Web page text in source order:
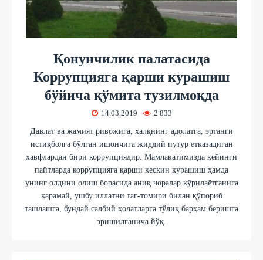
Қонунчилик палатасида
Коррупцияга қарши курашиш
бўйича қўмита тузилмоқда
14.03.2019 2 833
Давлат ва жамият ривожига, халқнинг адолатга, эртанги
истиқболга бўлган ишончига жиддий путур етказадиган
хавфлардан бири коррупциядир. Мамлакатимизда кейинги
пайтларда коррупцияга қарши кескин курашиш ҳамда
унинг олдини олиш борасида аниқ чоралар кўрилаётганига
қарамай, ушбу иллатни таг-томири билан қўпориб
ташлашга, бундай салбий ҳолатларга тўлиқ барҳам беришга
эришилганича йўқ.